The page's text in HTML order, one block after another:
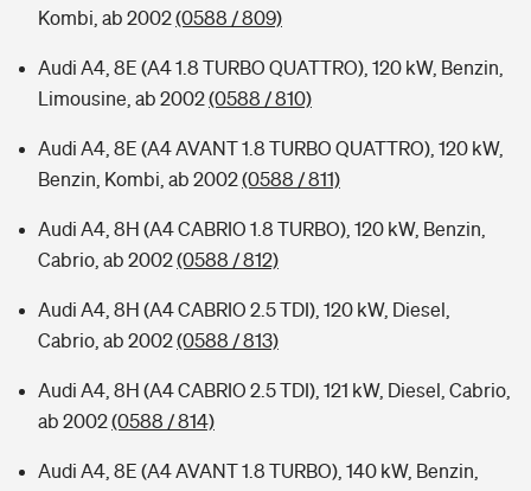
Kombi, ab 2002(0588 / 809)
Audi A4, 8E (A4 1.8 TURBO QUATTRO), 120 kW, Benzin,
Limousine, ab 2002(0588 / 810)
Audi A4, 8E (A4 AVANT 1.8 TURBO QUATTRO), 120 kW,
Benzin, Kombi, ab 2002(0588 / 811)
Audi A4, 8H (A4 CABRIO 1.8 TURBO), 120 kW, Benzin,
Cabrio, ab 2002(0588 / 812)
Audi A4, 8H (A4 CABRIO 2.5 TDI), 120 kW, Diesel,
Cabrio, ab 2002(0588 / 813)
Audi A4, 8H (A4 CABRIO 2.5 TDI), 121 kW, Diesel, Cabrio,
ab 2002(0588 / 814)
Audi A4, 8E (A4 AVANT 1.8 TURBO), 140 kW, Benzin,